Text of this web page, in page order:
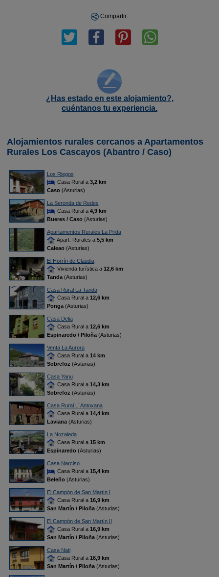
Compartir:
¿Has estado en este alojamiento?,
cuéntanos tu experiencia.
Alojamientos rurales cercanos a Apartamentos
Rurales Los Cascayos (Abantro / Caso)
Los Riegos
Casa Rural a 3,2 km
Caso(Asturias)
La Seronda de Redes
Casa Rural a 4,9 km
Bueres / Caso(Asturias)
Apartamentos Rurales La Prida
Apart. Rurales a 5,5 km
Caleao(Asturias)
El Horrín de Claudia
Vivienda turística a 12,6 km
Tanda(Asturias)
Casa Rural La Tanda
Casa Rural a 12,6 km
Ponga(Asturias)
Casa Delia
Casa Rural a 12,6 km
Espinaredo / Piloña(Asturias)
Venta La Aurora
Casa Rural a 14 km
Sobrefoz (Asturias)
Casa Yanu
Casa Rural a 14,3 km
Sobrefoz (Asturias)
Casa Rural L´Antoxana
Casa Rural a 14,4 km
Laviana(Asturias)
La Nozaleda
Casa Rural a 15 km
Espinaredo(Asturias)
Casa Narciso
Casa Rural a 15,4 km
Beleño(Asturias)
El Campón de San Martín I
Casa Rural a 16,9 km
San Martín / Piloña(Asturias)
El Campón de San Martín II
Casa Rural a 16,9 km
San Martín / Piloña(Asturias)
Casa Nati
Casa Rural a 16,9 km
San Martín / Piloña(Asturias)